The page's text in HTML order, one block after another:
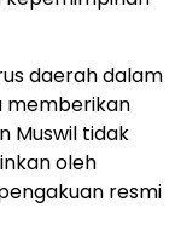
daerah dalam
memberikan
Muswil tidak
oleh
resmi